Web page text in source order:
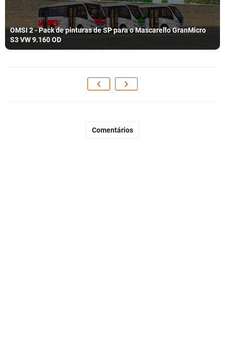
OMSI 2 - Pack de pinturas de SP para o Mascarello GranMicro
S3 VW 9.160 OD
Comentários